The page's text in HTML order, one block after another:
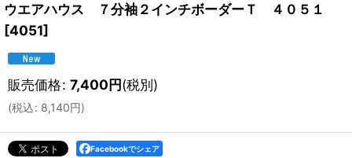
ウエアハウス ７分袖２インチボーダーＴ ４０５１
[4051]
販売価格: 7,400円(税別)
(税込: 8,140円)
Facebookでシェア